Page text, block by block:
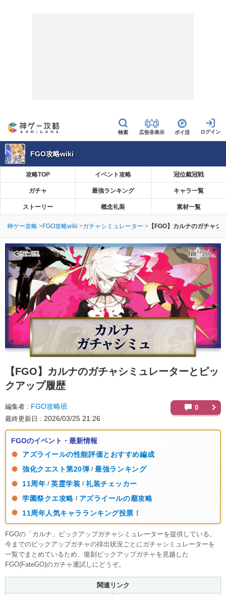
広告非表示 ポイ活
FGO攻略wiki
攻略TOP イベント攻略 冠位戴冠戦
ガチャ 最強ランキング キャラ一覧
ストーリー 概念礼装 素材一覧
神ゲー攻略 FGO攻略wiki ガチャシミュレーター 【FGO】カルナのガチャ
【FGO】 カルナのガチャシミュレーターとピッ
クアップ履歴
編集者 FGO攻略班
最終更新日 2026/03/25 21:26
0
FGOのイベント・最新情報
アズライールの性能評価とおすすめ編成
強化クエスト第20弾 / 最強ランキング
11周年 / 英霊学装 / 礼装チェッカー
学園祭クエ攻略 / アズライールの廟攻略
11周年人気キャラランキング投票！
FGOの「カルナ」ピックアップガチャシミュレーターを提供している。
今までのピックアップガチャの排出状況ごとにガチャシミュレーターを
一覧でまとめているため、復刻ピックアップガチャを見越した
FGO(FateGO)のガチャ運試しにどうぞ。
関連リンク